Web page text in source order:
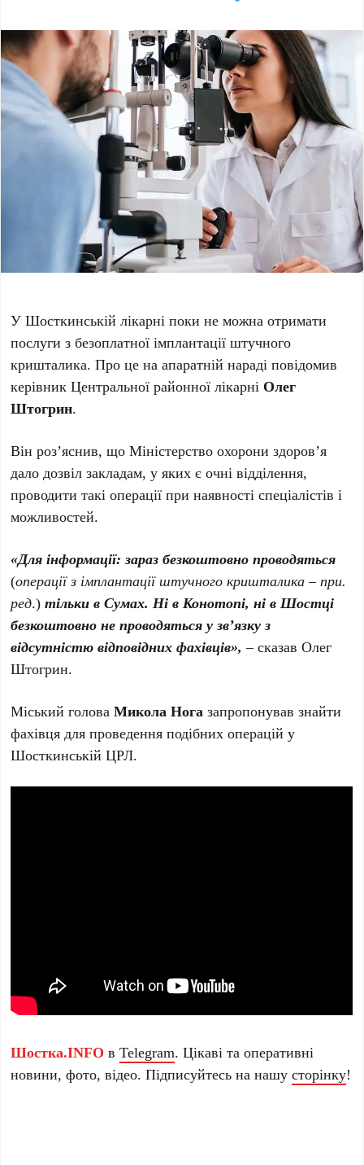
У Шосткинській лікарні поки не можна отримати
послуги з безоплатної імплантації штучного
кришталика. Про це на апаратній нараді повідомив
керівник Центральної районної лікарні Олег
Штогрин.
Він роз’яснив, що Міністерство охорони здоров’я
дало дозвіл закладам, у яких є очні відділення,
проводити такі операції при наявності спеціалістів і
можливостей.
«Для інформації: зараз безкоштовно проводяться
(операції з імплантації штучного кришталика – при.
ред.)тільки в Сумах. Ні в Конотопі, ні в Шостці
безкоштовно не проводяться у зв’язку з
відсутністю відповідних фахівців», – сказав Олег
Штогрин.
Міський головаМикола Нога запропонував знайти
фахівця для проведення подібних операцій у
Шосткинській ЦРЛ.
Шостка.INFO вTelegram. Цікаві та оперативні
новини, фото, відео. Підписуйтесь на нашусторінку!